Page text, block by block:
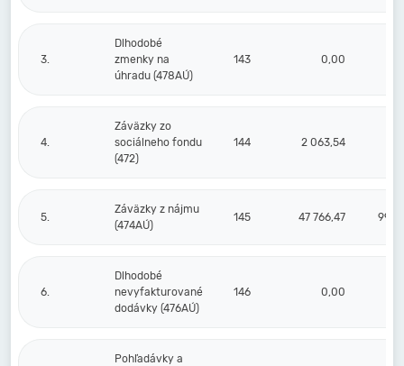
3.
Dlhodobé
zmenky na
úhradu (478AÚ)
143 0,00
4.
Záväzky zo
sociálneho fondu
(472)
144 2 063,54
5.
Záväzky z nájmu
(474AÚ)
145 47 766,47 99
6.
Dlhodobé
nevyfakturované
dodávky (476AÚ)
146 0,00
Pohľadávky a